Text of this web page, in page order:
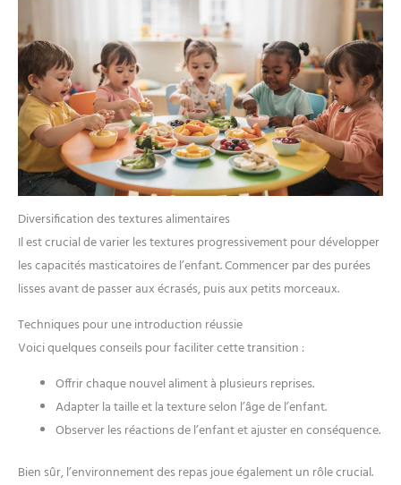
Diversification des textures alimentaires
Il est crucial de varier les textures progressivement pour développer
les capacités masticatoires de l’enfant. Commencer par des purées
lisses avant de passer aux écrasés, puis aux petits morceaux.
Techniques pour une introduction réussie
Voici quelques conseils pour faciliter cette transition :
Offrir chaque nouvel aliment à plusieurs reprises.
Adapter la taille et la texture selon l’âge de l’enfant.
Observer les réactions de l’enfant et ajuster en conséquence.
Bien sûr, l’environnement des repas joue également un rôle crucial.